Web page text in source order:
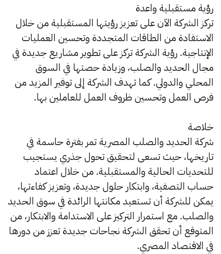
رؤية مستقبلية واعدة
تركز الشركة الآن على تعزيز رؤيتها المستقبلية من خلال
الاستفادة من الطاقات المتجددة وتحسين العمليات
الإنتاجية. رؤية الشركة تركز على تطوير مشاريع جديدة في
مجال الحديد والصلب، وزيادة حصتها في السوق
المحلي والدولي. كما تهدف الشركة إلى توفير المزيد من
فرص العمل وتحسين ظروف العمل للعاملين بها.
خلاصة
شركة الحديد والصلب المصرية تمر بفترة حاسمة في
تاريخها، حيث تسعى لتحقيق تحول جذري يستجيب
للتحديات الحالية والمستقبلية. من خلال اعتماد
حساب التصفية، وابتكار حلول جديدة، وتعزيز كفاءتها،
يمكن للشركة أن تستعيد مكانتها الرائدة في سوق الحديد
والصلب. مع استمرار التركيز على الاستدامة والابتكار، من
المتوقع أن تحقق الشركة نجاحات جديدة تعزز من دورها
في الاقتصاد المصري.